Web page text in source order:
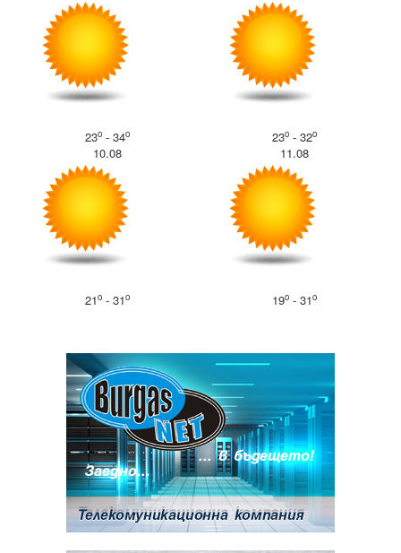
23o- 34o 23o- 32o
10.08
21o- 31o
11.08
19o- 31o